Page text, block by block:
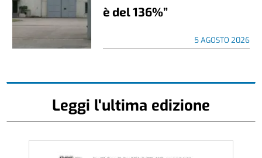
è del 136%”
5 AGOSTO 2026
Leggi l'ultima edizione